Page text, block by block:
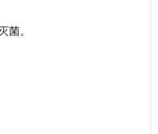
菌。